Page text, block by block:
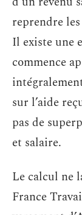
reprendre
Il existe une
commence
sur l’aide
pas de
et salaire.
Le calcul ne
France